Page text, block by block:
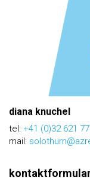
diana knuchel
tel: +41 (0)32 621
mail: